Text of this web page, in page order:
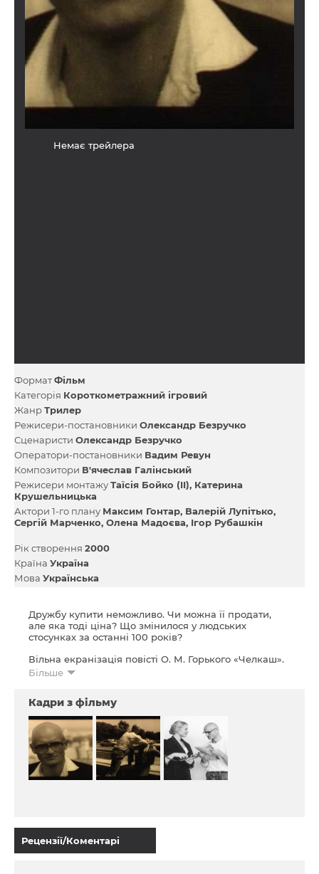
Немає трейлера
ФорматФільм
Категорія Короткометражний ігровий
ЖанрТрилер
Режисери-постановники Олександр Безручко
Сценаристи Олександр Безручко
Оператори-постановники Вадим Ревун
Композитори В'ячеслав Галінський
Режисери монтажуТаїсія Бойко (II) Катерина
Крушельницька
Актори 1-го плану Максим Гонтар Валерій Лупітько
Сергій Марченко Олена Мадоєва Ігор Рубашкін
Рік створення 2000
Країна Україна
Мова Українська
Дружбу купити неможливо. Чи можна її продати,
але яка тоді ціна? Що змінилося у людських
стосунках за останні 100 років?
Вільна екранізація повісті О. М. Горького «Челкаш».
Більше
Кадри з фільму
Рецензії/Коментарі